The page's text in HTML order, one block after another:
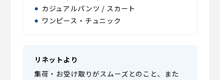
カジュアルパンツ / スカート
ワンピース・チュニック
リネットより
集荷・お受け取りがスムーズとのこと、また